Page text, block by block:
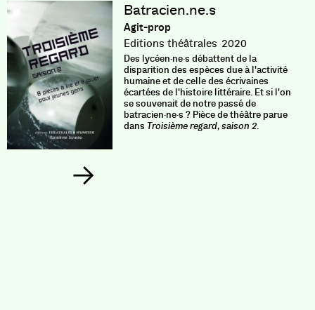
Batracien.ne.s
Agit-prop
Editions théâtrales 2020
Des lycéen·ne·s débattent de la
disparition des espèces due à l'activité
humaine et de celle des écrivaines
écartées de l'histoire littéraire. Et si l'on
se souvenait de notre passé de
batracien·ne·s ? Pièce de théâtre parue
dans Troisième regard, saison 2.